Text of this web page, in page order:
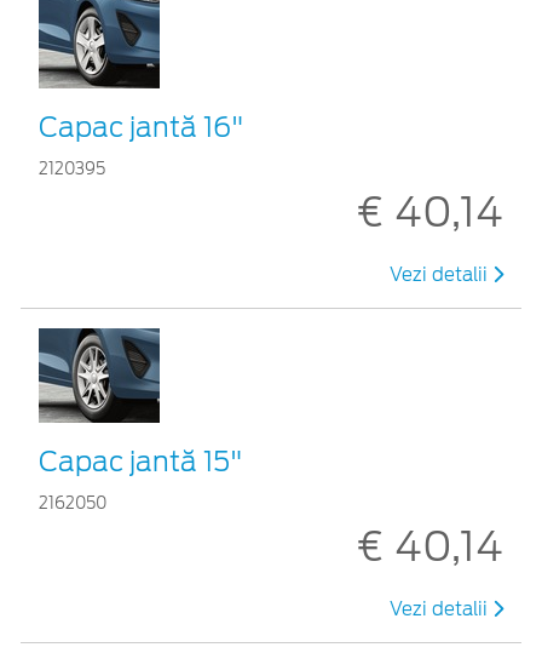
Capac jantă 16"
2120395
€ 40,14
Vezi detalii
Capac jantă 15"
2162050
€ 40,14
Vezi detalii